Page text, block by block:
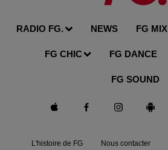
RADIO FG. NEWS FG MIX
FG CHIC FG DANCE
FG SOUND
L'histoire de FG Nous contacter